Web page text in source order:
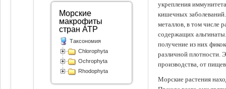
укрепления
кишечных
металлов, в том числе
содержащих
получение из них
различной плотности.
производства, от
Морские растения
Морские
макрофиты
стран АТР
Таксономия
Chlorophyta
Ochrophyta
Rhodophyta